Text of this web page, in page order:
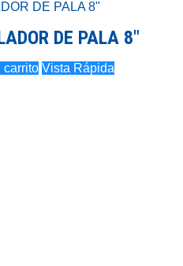
DE PALA 8″
carrito Vista Rápida